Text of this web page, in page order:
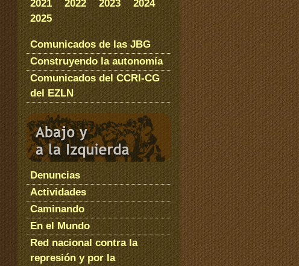
2021
2022 2023
2024
2025
Comunicados de las JBG
Construyendo la autonomía
Comunicados del CCRI-CG
del EZLN
Denuncias
Actividades
Caminando
En el Mundo
Red nacional contra la
represión y por la